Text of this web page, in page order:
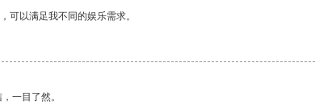
可以满足我不同的娱乐需求。
一目了然。